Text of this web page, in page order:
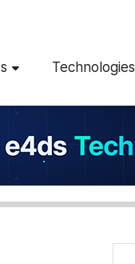
Technologies